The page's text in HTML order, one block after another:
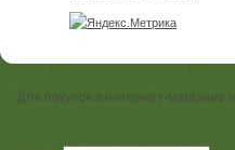
Для покупок в интернет-магазине